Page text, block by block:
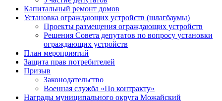
Капитальный ремонт домов
Установка ограждающих устройств (шлагбаумы)
Проекты размещения ограждающих устройств
Решения Совета депутатов по вопросу установки
ограждающих устройств
План мероприятий
Защита прав потребителей
Призыв
Законодательство
Военная служба «По контракту»
Награды муниципального округа Можайский